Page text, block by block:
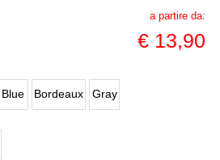
a partire da:
€ 13,90
Blue Bordeaux Gray